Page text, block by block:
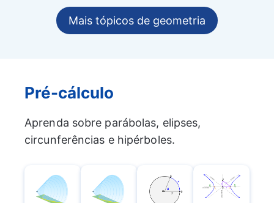
Mais tópicos de geometria
Pré-cálculo
Aprenda sobre parábolas, elipses,
circunferências e hipérboles.